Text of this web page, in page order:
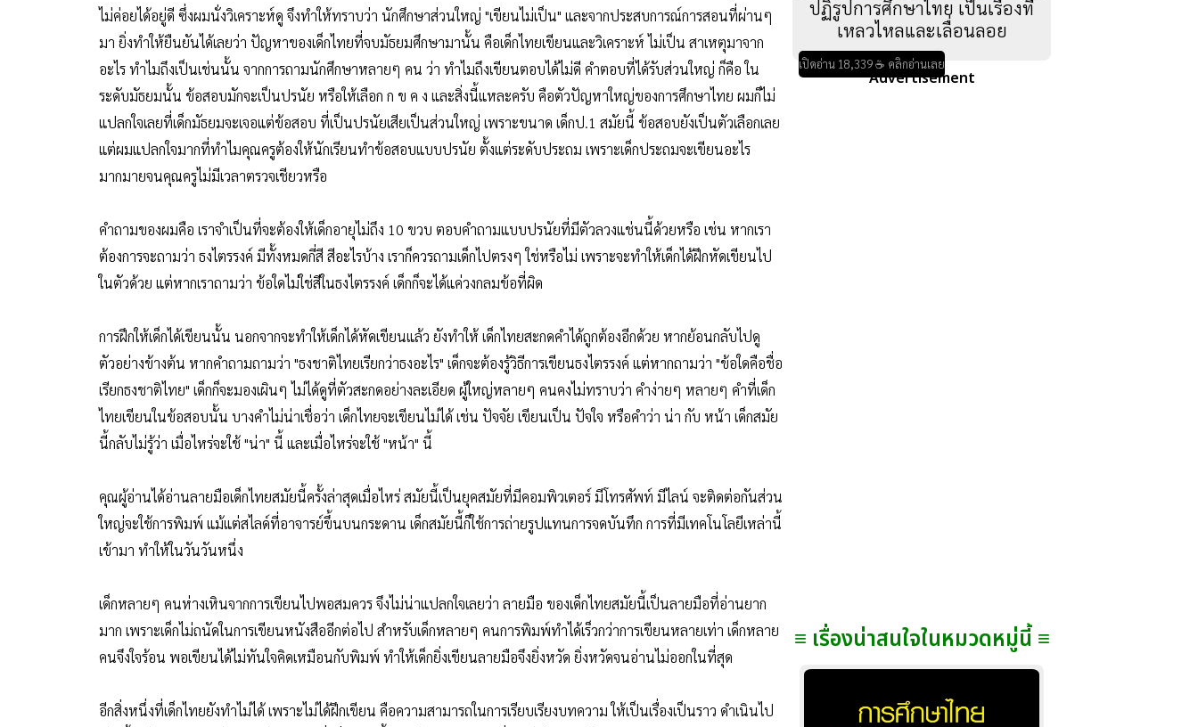
ไม่ค่อยได้อยู่ดี ซึ่งผมนั่งวิเคราะห์ดู จึงทำให้ทราบว่า นักศึกษาส่วนใหญ่ "เขียนไม่เป็น" และจากประสบการณ์การสอนที่ผ่านๆ
มา ยิ่งทำให้ยืนยันได้เลยว่า ปัญหาของเด็กไทยที่จบมัธยมศึกษามานั้น คือเด็กไทยเขียนและวิเคราะห์ ไม่เป็น สาเหตุมาจาก
อะไร ทำไมถึงเป็นเช่นนั้น จากการถามนักศึกษาหลายๆ คน ว่า ทำไมถึงเขียนตอบได้ไม่ดี คำตอบที่ได้รับส่วนใหญ่ ก็คือ ใน
ระดับมัธยมนั้น ข้อสอบมักจะเป็นปรนัย หรือให้เลือก ก ข ค ง และสิ่งนี้แหละครับ คือตัวปัญหาใหญ่ของการศึกษาไทย ผมก็ไม่
แปลกใจเลยที่เด็กมัธยมจะเจอแต่ข้อสอบ ที่เป็นปรนัยเสียเป็นส่วนใหญ่ เพราะขนาด เด็กป.1 สมัยนี้ ข้อสอบยังเป็นตัวเลือกเลย
แต่ผมแปลกใจมากที่ทำไมคุณครูต้องให้นักเรียนทำข้อสอบแบบปรนัย ตั้งแต่ระดับประถม เพราะเด็กประถมจะเขียนอะไร
มากมายจนคุณครูไม่มีเวลาตรวจเชียวหรือ
คำถามของผมคือ เราจำเป็นที่จะต้องให้เด็กอายุไม่ถึง 10 ขวบ ตอบคำถามแบบปรนัยที่มีตัวลวงแช่นนี้ด้วยหรือ เช่น หากเรา
ต้องการจะถามว่า ธงไตรรงค์ มีทั้งหมดกี่สี สีอะไรบ้าง เราก็ควรถามเด็กไปตรงๆ ใช่หรือไม่ เพราะจะทำให้เด็กได้ฝึกหัดเขียนไป
ในตัวด้วย แต่หากเราถามว่า ข้อใดไม่ใช่สีในธงไตรรงค์ เด็กก็จะได้แค่วงกลมข้อที่ผิด
การฝึกให้เด็กได้เขียนนั้น นอกจากจะทำให้เด็กได้หัดเขียนแล้ว ยังทำให้ เด็กไทยสะกดคำได้ถูกต้องอีกด้วย หากย้อนกลับไปดู
ตัวอย่างข้างต้น หากคำถามถามว่า "ธงชาติไทยเรียกว่าธงอะไร" เด็กจะต้องรู้วิธีการเขียนธงไตรรงค์ แต่หากถามว่า "ข้อใดคือชื่อ
เรียกธงชาติไทย" เด็กก็จะมองเผินๆ ไม่ได้ดูที่ตัวสะกดอย่างละเอียด ผู้ใหญ่หลายๆ คนคงไม่ทราบว่า คำง่ายๆ หลายๆ คำที่เด็ก
ไทยเขียนในข้อสอบนั้น บางคำไม่น่าเชื่อว่า เด็กไทยจะเขียนไม่ได้ เช่น ปัจจัย เขียนเป็น ปัจใจ หรือคำว่า น่า กับ หน้า เด็กสมัย
นี้กลับไม่รู้ว่า เมื่อไหร่จะใช้ "น่า" นี้ และเมื่อไหร่จะใช้ "หน้า" นี้
คุณผู้อ่านได้อ่านลายมือเด็กไทยสมัยนี้ครั้งล่าสุดเมื่อไหร่ สมัยนี้เป็นยุคสมัยที่มีคอมพิวเตอร์ มีโทรศัพท์ มีไลน์ จะติดต่อกันส่วน
ใหญ่จะใช้การพิมพ์ แม้แต่สไลด์ที่อาจารย์ขึ้นบนกระดาน เด็กสมัยนี้ก็ใช้การถ่ายรูปแทนการจดบันทึก การที่มีเทคโนโลยีเหล่านี้
เข้ามา ทำให้ในวันวันหนึ่ง
เด็กหลายๆ คนห่างเหินจากการเขียนไปพอสมควร จึงไม่น่าแปลกใจเลยว่า ลายมือ ของเด็กไทยสมัยนี้เป็นลายมือที่อ่านยาก
มาก เพราะเด็กไม่ถนัดในการเขียนหนังสืออีกต่อไป สำหรับเด็กหลายๆ คนการพิมพ์ทำได้เร็วกว่าการเขียนหลายเท่า เด็กหลาย
คนจึงใจร้อน พอเขียนได้ไม่ทันใจคิดเหมือนกับพิมพ์ ทำให้เด็กยิ่งเขียนลายมือจึงยิ่งหวัด ยิ่งหวัดจนอ่านไม่ออกในที่สุด
อีกสิ่งหนึ่งที่เด็กไทยยังทำไม่ได้ เพราะไม่ได้ฝึกเขียน คือความสามารถในการเรียบเรียงบทความ ให้เป็นเรื่องเป็นราว ดำเนินไป
ปฏิรูปการศึกษาไทย เป็นเรื่องที่
เหลวไหลและเลื่อนลอย
เปิดอ่าน 18,339 ☕ คลิกอ่านเลย
Advertisement
≡ เรื่องน่าสนใจในหมวดหมู่นี้ ≡